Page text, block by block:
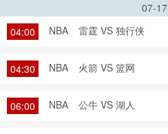
07-17
04:00
NBA 雷霆 VS 独行侠
04:30 NBA 火箭 VS 篮网
06:00 NBA 公牛 VS 湖人